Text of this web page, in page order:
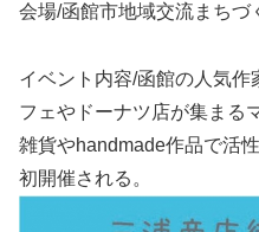
会場/函館市地域交流まちづ
イベント内容/函館の人気
フェやドーナツ店が集まる
雑貨やhandmade作品で活
初開催される。